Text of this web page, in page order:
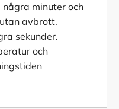
minuter och
avbrott.
sekunder.
och